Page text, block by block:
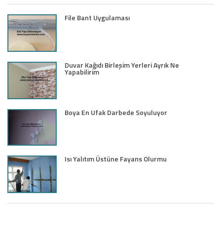
File Bant Uygulaması
Duvar Kağıdı Birleşim Yerleri Ayrık Ne
Yapabilirim
Boya En Ufak Darbede Soyuluyor
Isı Yalıtım Üstüne Fayans Olurmu